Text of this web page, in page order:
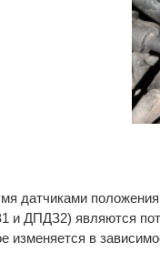
датчиками
и ДПДЗ2) являются
изменяется в